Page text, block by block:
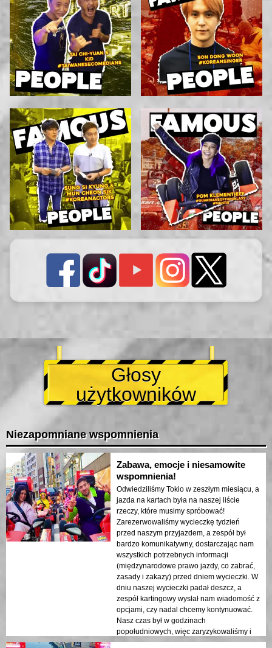
Głosy
użytkowników
Niezapomniane wspomnienia
Zabawa, emocje i niesamowite
wspomnienia!
Odwiedziliśmy Tokio w zeszłym miesiącu, a
jazda na kartach była na naszej liście
rzeczy, które musimy spróbować!
Zarezerwowaliśmy wycieczkę tydzień
przed naszym przyjazdem, a zespół był
bardzo komunikatywny, dostarczając nam
wszystkich potrzebnych informacji
(międzynarodowe prawo jazdy, co zabrać,
zasady i zakazy) przed dniem wycieczki. W
dniu naszej wycieczki padał deszcz, a
zespół kartingowy wysłał nam wiadomość z
opcjami, czy nadal chcemy kontynuować.
Nasz czas był w godzinach
popołudniowych, więc zaryzykowaliśmy i
czekaliśmy na ustanie deszczu, z czego